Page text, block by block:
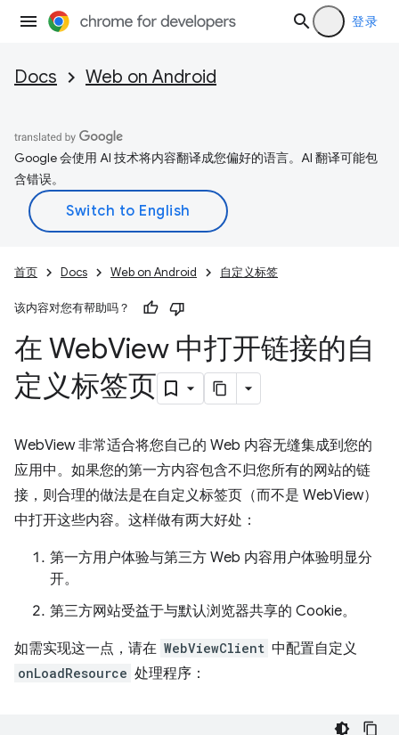
登录
Docs Web on Android
Google 会使用 AI 技术将内容翻译成您偏好的语言。AI 翻译可能包
含错误。
首页 Docs Web on Android 自定义标签
该内容对您有帮助吗？
在 WebView 中打开链接的自
定义标签页
WebView 非常适合将您自己的 Web 内容无缝集成到您的
应用中。如果您的第一方内容包含不归您所有的网站的链
接，则合理的做法是在自定义标签页（而不是 WebView）
中打开这些内容。这样做有两大好处：
第一方用户体验与第三方 Web 内容用户体验明显分
开。
第三方网站受益于与默认浏览器共享的 Cookie。
如需实现这一点，请在 WebViewClient 中配置自定义
onLoadResource 处理程序：